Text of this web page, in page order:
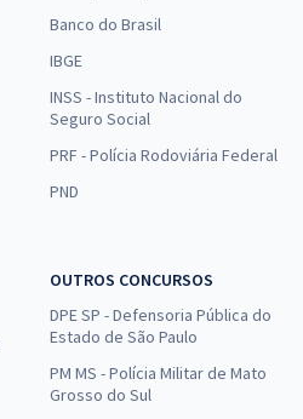
Banco do Brasil
IBGE
INSS - Instituto Nacional do
Seguro Social
PRF - Polícia Rodoviária Federal
PND
OUTROS CONCURSOS
DPE SP - Defensoria Pública do
Estado de São Paulo
PM MS - Polícia Militar de Mato
Grosso do Sul